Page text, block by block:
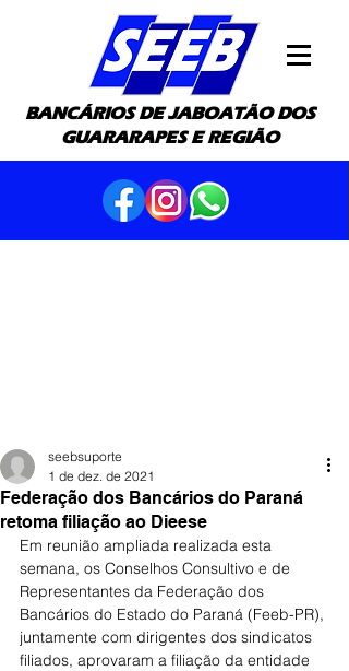
BANCÁRIOS DE JABOATÃO DOS
GUARARAPES E REGIÃO
Federação dos Bancários do Paraná
retoma filiação ao Dieese
seebsuporte
1 de dez. de 2021
Em reunião ampliada realizada esta
semana, os Conselhos Consultivo e de
Representantes da Federação dos
Bancários do Estado do Paraná (Feeb-PR),
juntamente com dirigentes dos sindicatos
filiados, aprovaram a filiação da entidade